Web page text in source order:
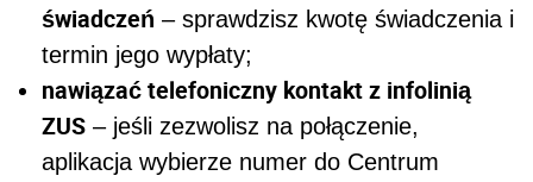
świadczeń – sprawdzisz kwotę świadczenia i
termin jego wypłaty;
nawiązać telefoniczny kontakt z infolinią
ZUS – jeśli zezwolisz na połączenie,
aplikacja wybierze numer do Centrum